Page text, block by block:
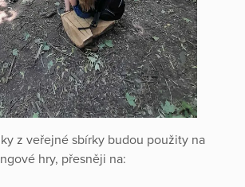
z veřejné sbírky budou použity na
hry, přesněji na: